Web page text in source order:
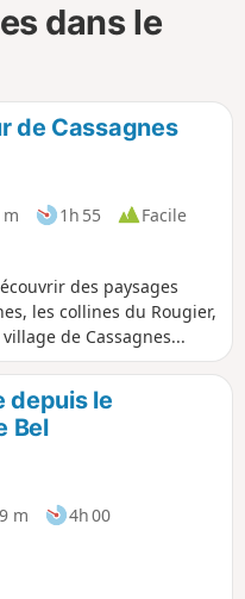
dans le
de Cassagnes
1h 55
Facile
des paysages
les collines du Rougier,
de Cassagnes...
depuis le
Bel
m
4h 00